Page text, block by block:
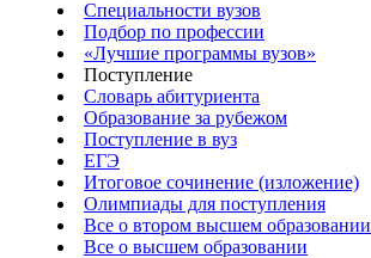
Специальности вузов
Подбор по профессии
«Лучшие программы вузов»
Поступление
Словарь абитуриента
Образование за рубежом
Поступление в вуз
ЕГЭ
Итоговое сочинение (изложение)
Олимпиады для поступления
Все о втором высшем образовании
Все о высшем образовании